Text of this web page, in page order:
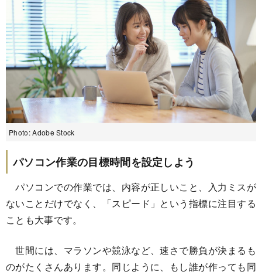
Photo: Adobe Stock
パソコン作業の目標時間を設定しよう
パソコンでの作業では、内容が正しいこと、入力ミスが
ないことだけでなく、「スピード」という指標に注目する
ことも大事です。
世間には、マラソンや競泳など、速さで勝負が決まるも
のがたくさんあります。同じように、もし誰が作っても同